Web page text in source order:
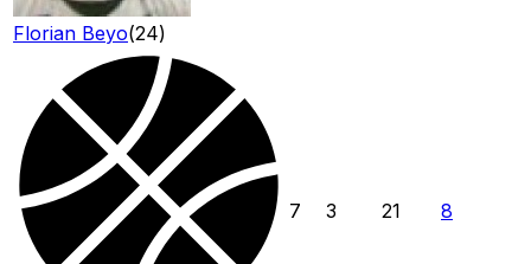
Florian Beyo(24)
7 3 21 8